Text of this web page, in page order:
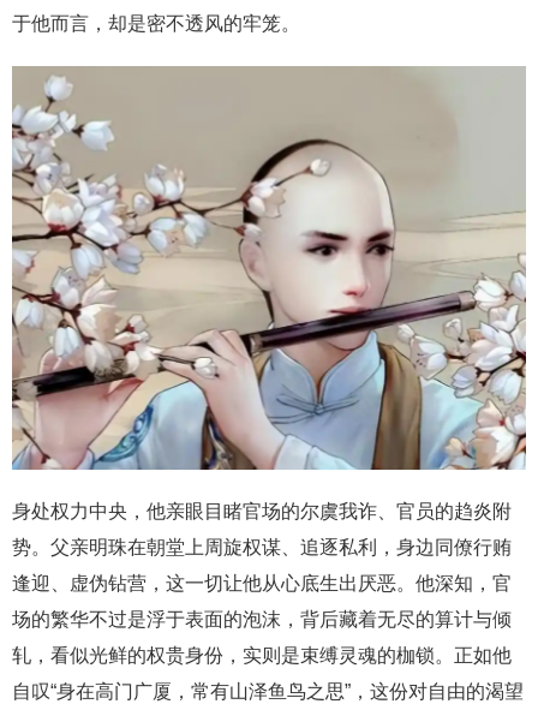
于他而言，却是密不透风的牢笼。
身处权力中央，他亲眼目睹官场的尔虞我诈、官员的趋炎附
势。父亲明珠在朝堂上周旋权谋、追逐私利，身边同僚行贿
逢迎、虚伪钻营，这一切让他从心底生出厌恶。他深知，官
场的繁华不过是浮于表面的泡沫，背后藏着无尽的算计与倾
轧，看似光鲜的权贵身份，实则是束缚灵魂的枷锁。正如他
自叹“身在高门广厦，常有山泽鱼鸟之思”，这份对自由的渴望